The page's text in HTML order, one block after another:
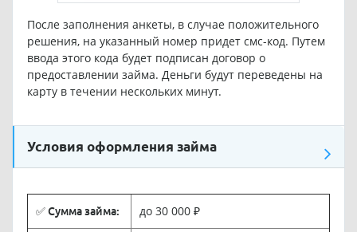
После заполнения анкеты, в случае положительного
решения, на указанный номер придет смс-код. Путем
ввода этого кода будет подписан договор о
предоставлении займа. Деньги будут переведены на
карту в течении нескольких минут.
Условия оформления займа
✅ Сумма займа: до 30 000 ₽